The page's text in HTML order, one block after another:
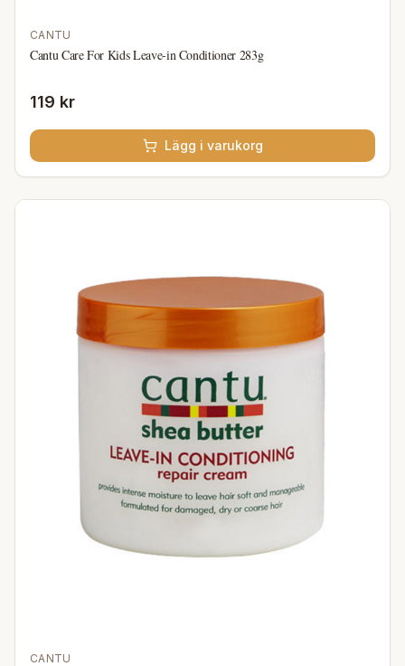
CANTU
Cantu Care For Kids Leave-in Conditioner 283g
119 kr
Lägg i varukorg
CANTU